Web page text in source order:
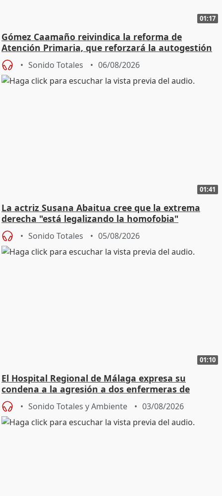
01:17
Gómez Caamaño reivindica la reforma de
Atención Primaria, que reforzará la autogestión
Sonido Totales 06/08/2026
01:41
La actriz Susana Abaitua cree que la extrema
derecha "está legalizando la homofobia"
Sonido Totales 05/08/2026
01:10
El Hospital Regional de Málaga expresa su
condena a la agresión a dos enfermeras de
Urgencias
Sonido Totales y Ambiente 03/08/2026